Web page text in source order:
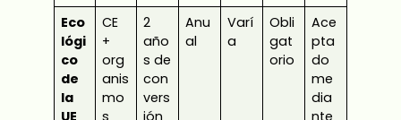
Eco
lógi
co
de
la
UE
CE
+
org
anis
mo
s
2
año
s de
con
vers
ión
Anu
al
Varí
a
Obli
gat
orio
Ace
pta
do
me
dia
nte